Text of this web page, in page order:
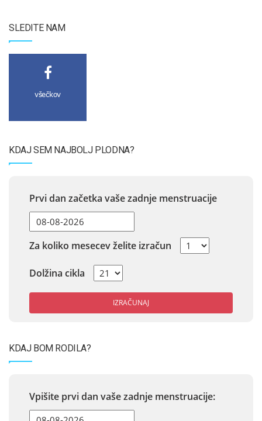
SLEDITE NAM
všečkov
KDAJ SEM NAJBOLJ PLODNA?
Prvi dan začetka vaše zadnje menstruacije
Za koliko mesecev želite izračun
Dolžina cikla
IZRAČUNAJ
KDAJ BOM RODILA?
Vpišite prvi dan vaše zadnje menstruacije: